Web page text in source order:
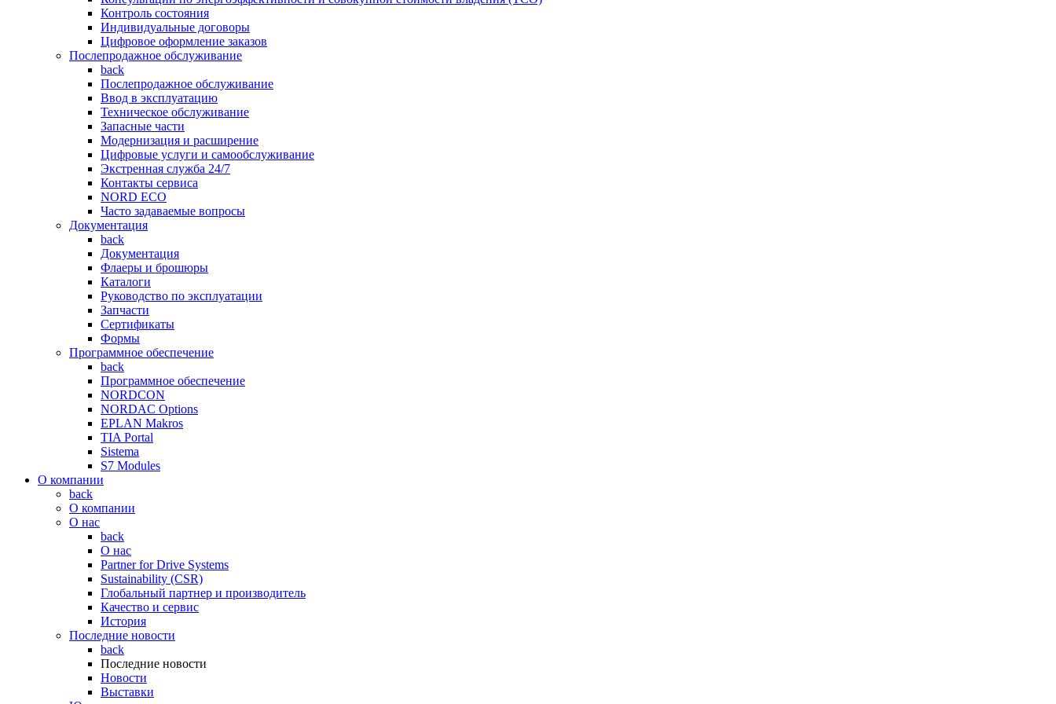
Контроль состояния
Индивидуальные договоры
Цифровое оформление заказов
Послепродажное обслуживание
back
Послепродажное обслуживание
Ввод в эксплуатацию
Техническое обслуживание
Запасные части
Модернизация и расширение
Цифровые услуги и самообслуживание
Экстренная служба 24/7
Контакты сервиса
NORD ECO
Часто задаваемые вопросы
Документация
back
Документация
Флаеры и брошюры
Каталоги
Руководство по эксплуатации
Запчасти
Сертификаты
Формы
Программное обеспечение
back
Программное обеспечение
NORDCON
NORDAC Options
EPLAN Makros
TIA Portal
Sistema
S7 Modules
О компании
back
О компании
О нас
back
О нас
Partner for Drive Systems
Sustainability (CSR)
Глобальный партнер и производитель
Качество и сервис
История
Последние новости
back
Последние новости
Новости
Выставки